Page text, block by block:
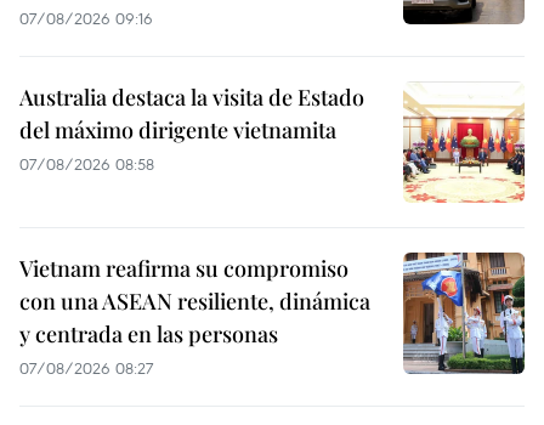
07/08/2026 09:16
Australia destaca la visita de Estado
del máximo dirigente vietnamita
07/08/2026 08:58
Vietnam reafirma su compromiso
con una ASEAN resiliente, dinámica
y centrada en las personas
07/08/2026 08:27